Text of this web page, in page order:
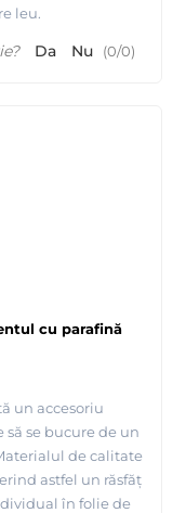
leu.
Da Nu (0/0)
cu parafină
un accesoriu
se bucure de un
de calitate
astfel un răsfăț
în folie de